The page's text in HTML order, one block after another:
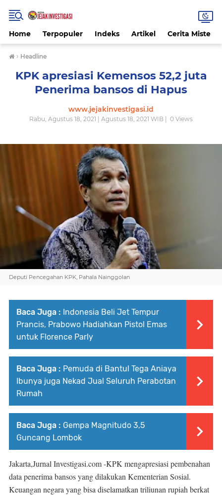
Home Terpopuler Indeks Artikel Cerita Misteri
› Headline
KPK apresiasi Kemensos 52,2 juta
Penerima bansos di Hapus
www.jejakinvestigasi.id
Rabu, Agustus 18, 2021 | Agustus 18, 2021 WIB | 0 Views
Deputi Pencegahan KPK, Pahala Nainggolan
Baca Juga : Indonesia Beli Jet Tempur
Prancis, Prabowo Hadiahkan Pistol Emas
untuk Florence Parly
Baca Juga : Pemuda di Bantul Tega Aniaya
Ibunya juga Nekad Jual Seluruh Perabotan
Rumah
Baca Juga : Gempa Magnitudo 3,5
Guncang Lombok
Jakarta,Jurnal Investigasi.com -KPK mengapresiasi pembenahan
data penerima bansos yang dilakukan Kementerian Sosial.
Keuangan negara yang bisa diselamatkan triliunan rupiah berkat